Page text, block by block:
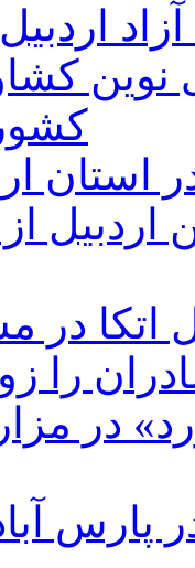
نوین
استان
در
را
در
پارس